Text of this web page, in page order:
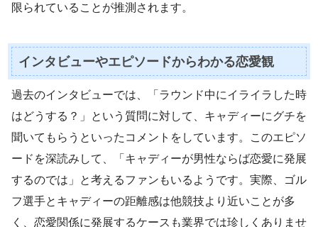
限られていることが推測されます。
インタビューやエピソードからわかる恋愛観
過去のインタビューでは、「ラウンド中にイライラした時
はどうする？」という質問に対して、キャディーにグチを
聞いてもらうといったコメントをしています。このエピソ
ードを深読みして、「キャディーが男性ならば恋愛に発展
するのでは」と考えるファンもいるようです。実際、ゴル
フ選手とキャディーの距離感は他競技より近いことが多
く、恋愛関係に発展するケースも業界では珍しくありませ